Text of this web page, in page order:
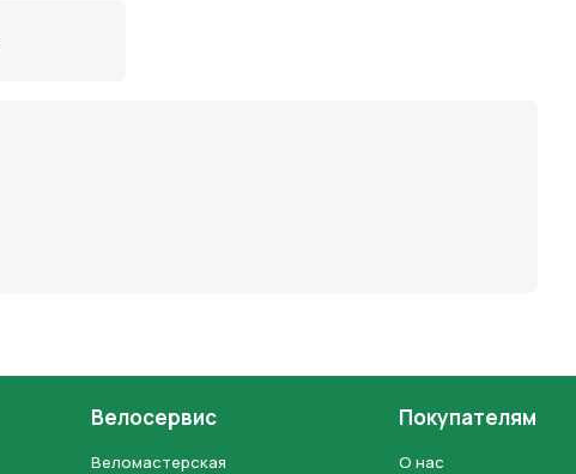
Велосервис
Веломастерская
Покупателям
О нас